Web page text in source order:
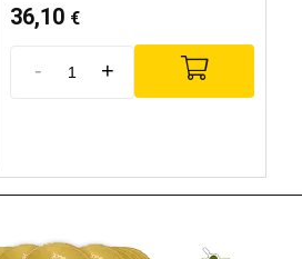
36,10 €
- +